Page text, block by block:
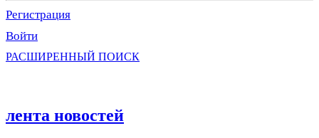
Регистрация
Войти
РАСШИРЕННЫЙ ПОИСК
лента новостей